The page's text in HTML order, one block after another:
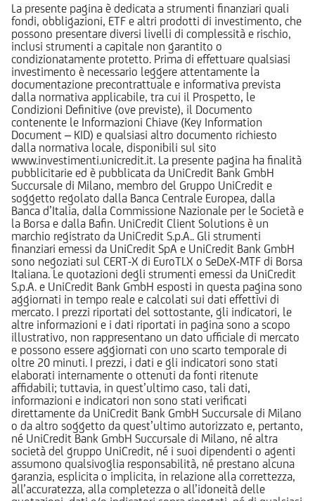
La presente pagina è dedicata a strumenti finanziari quali
fondi, obbligazioni, ETF e altri prodotti di investimento, che
possono presentare diversi livelli di complessità e rischio,
inclusi strumenti a capitale non garantito o
condizionatamente protetto. Prima di effettuare qualsiasi
investimento è necessario leggere attentamente la
documentazione precontrattuale e informativa prevista
dalla normativa applicabile, tra cui il Prospetto, le
Condizioni Definitive (ove previste), il Documento
contenente le Informazioni Chiave (Key Information
Document – KID) e qualsiasi altro documento richiesto
dalla normativa locale, disponibili sul sito
www.investimenti.unicredit.it. La presente pagina ha finalità
pubblicitarie ed è pubblicata da UniCredit Bank GmbH
Succursale di Milano, membro del Gruppo UniCredit e
soggetto regolato dalla Banca Centrale Europea, dalla
Banca d’Italia, dalla Commissione Nazionale per le Società e
la Borsa e dalla Bafin. UniCredit Client Solutions è un
marchio registrato da UniCredit S.p.A.. Gli strumenti
finanziari emessi da UniCredit SpA e UniCredit Bank GmbH
sono negoziati sul CERT-X di EuroTLX o SeDeX-MTF di Borsa
Italiana. Le quotazioni degli strumenti emessi da UniCredit
S.p.A. e UniCredit Bank GmbH esposti in questa pagina sono
aggiornati in tempo reale e calcolati sui dati effettivi di
mercato. I prezzi riportati del sottostante, gli indicatori, le
altre informazioni e i dati riportati in pagina sono a scopo
illustrativo, non rappresentano un dato ufficiale di mercato
e possono essere aggiornati con uno scarto temporale di
oltre 20 minuti. I prezzi, i dati e gli indicatori sono stati
elaborati internamente o ottenuti da fonti ritenute
affidabili; tuttavia, in quest’ultimo caso, tali dati,
informazioni e indicatori non sono stati verificati
direttamente da UniCredit Bank GmbH Succursale di Milano
o da altro soggetto da quest’ultimo autorizzato e, pertanto,
né UniCredit Bank GmbH Succursale di Milano, né altra
società del gruppo UniCredit, né i suoi dipendenti o agenti
assumono qualsivoglia responsabilità, né prestano alcuna
garanzia, esplicita o implicita, in relazione alla correttezza,
all’accuratezza, alla completezza o all’idoneità delle